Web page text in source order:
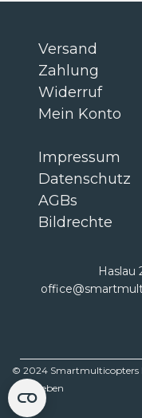
Versand
Zahlung
Widerruf
Mein Konto
Impressum
Datenschutz
AGBs
Bildrechte
Haslau
© 2024 Smartmulticopters
angegeben